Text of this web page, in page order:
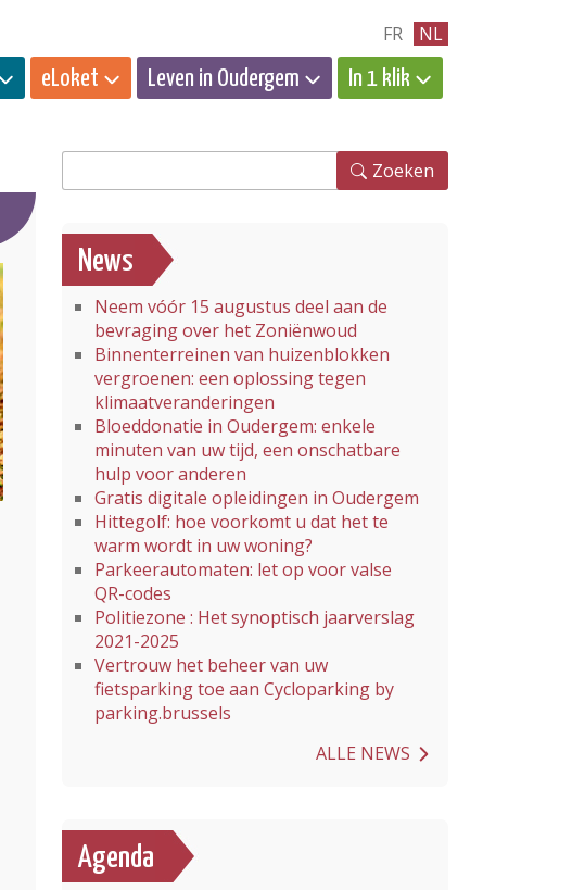
FR NL
eLoket Leven in Oudergem In 1 klik
Zoeken
News
Neem vóór 15 augustus deel aan de
bevraging over het Zoniënwoud
Binnenterreinen van huizenblokken
vergroenen: een oplossing tegen
klimaatveranderingen
Bloeddonatie in Oudergem: enkele
minuten van uw tijd, een onschatbare
hulp voor anderen
Gratis digitale opleidingen in Oudergem
Hittegolf: hoe voorkomt u dat het te
warm wordt in uw woning?
Parkeerautomaten: let op voor valse
QR-codes
Politiezone : Het synoptisch jaarverslag
2021-2025
Vertrouw het beheer van uw
fietsparking toe aan Cycloparking by
parking.brussels
ALLE NEWS
Agenda